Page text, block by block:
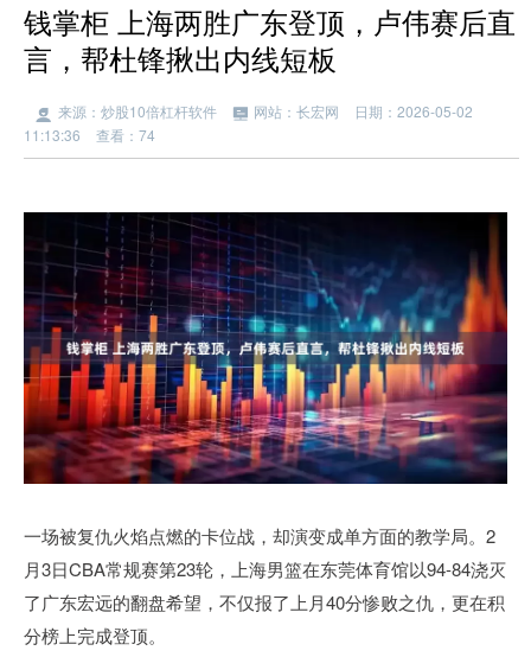
钱掌柜 上海两胜广东登顶，卢伟赛后直
言，帮杜锋揪出内线短板
来源：炒股10倍杠杆软件 网站：长宏网
日期：2026-05-02
11:13:36
查看：74
一场被复仇火焰点燃的卡位战，却演变成单方面的教学局。2
月3日CBA常规赛第23轮，上海男篮在东莞体育馆以94-84浇灭
了广东宏远的翻盘希望，不仅报了上月40分惨败之仇，更在积
分榜上完成登顶。